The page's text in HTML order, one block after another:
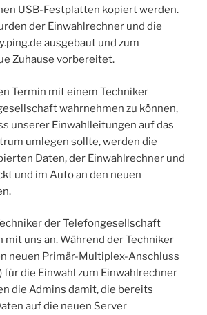
USB-Festplatten kopiert werden.
der Einwahlrechner und die
ausgebaut und zum
Zuhause vorbereitet.
Termin mit einem Techniker
wahrnehmen zu können,
unserer Einwahlleitungen auf das
umlegen sollte, werden die
Daten, der Einwahlrechner und
und im Auto an den neuen
der Telefongesellschaft
uns an. Während der Techniker
neuen Primär-Multiplex-Anschluss
für die Einwahl zum Einwahlrechner
die Admins damit, die bereits
auf die neuen Server